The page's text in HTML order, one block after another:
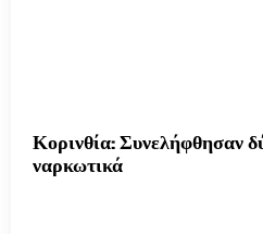
Κορινθία: Συνελήφθησαν
ναρκωτικά